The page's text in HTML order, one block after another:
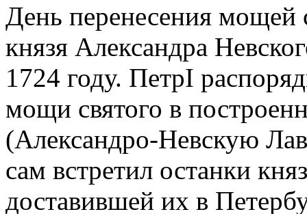
День перенесения мощей
князя Александра
1724 году. ПетрI
мощи святого в
(Александро-Невскую
сам встретил останки
доставившей их в